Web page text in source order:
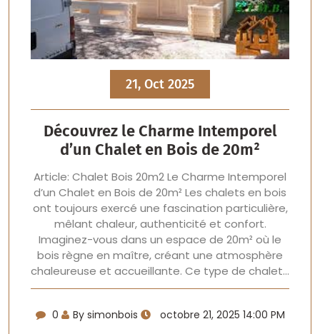
21, Oct 2025
Découvrez le Charme Intemporel
d’un Chalet en Bois de 20m²
Article: Chalet Bois 20m2 Le Charme Intemporel
d’un Chalet en Bois de 20m² Les chalets en bois
ont toujours exercé une fascination particulière,
mêlant chaleur, authenticité et confort.
Imaginez-vous dans un espace de 20m² où le
bois règne en maître, créant une atmosphère
chaleureuse et accueillante. Ce type de chalet…
0 By simonbois octobre 21, 2025 14:00 PM